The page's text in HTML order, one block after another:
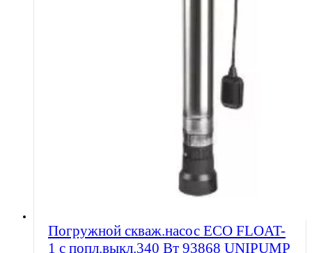
Погружной скваж.насос ECO FLOAT-
1 с попл.выкл.340 Вт 93868 UNIPUMP